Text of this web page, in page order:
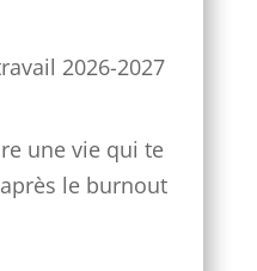
2026-2027
une vie qui te
le burnout